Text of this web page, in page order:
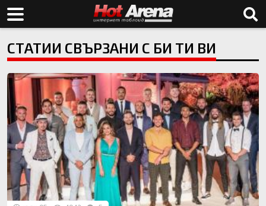
СТАТИИ СВЪРЗАНИ С БИ ТИ ВИ